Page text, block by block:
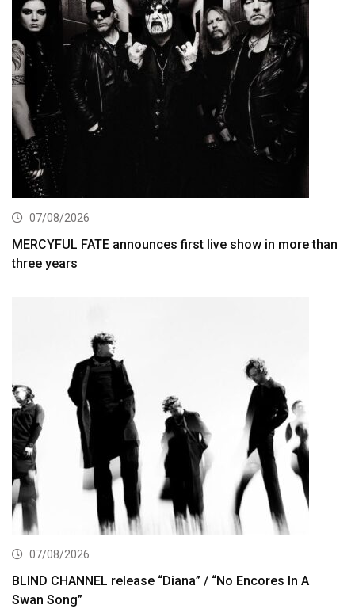
07/08/2026
MERCYFUL FATE announces first live show in more than
three years
07/08/2026
BLIND CHANNEL release “Diana” / “No Encores In A
Swan Song”